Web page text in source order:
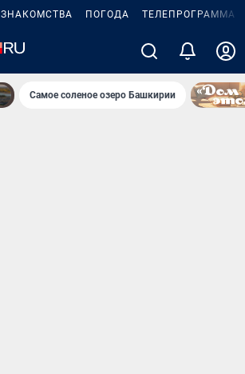
ЗНАКОМСТВА ПОГОДА ТЕЛЕПРОГРАММА
Самое соленое озеро Башкирии